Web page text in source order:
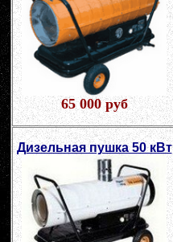
65 000 руб
Дизельная пушка 50 кВт